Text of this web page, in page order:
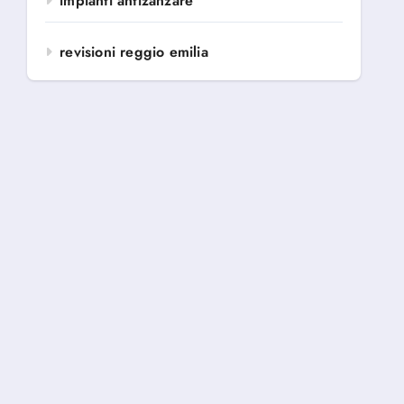
revisioni reggio emilia